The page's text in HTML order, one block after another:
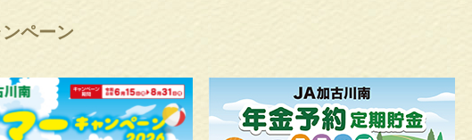
ペーン